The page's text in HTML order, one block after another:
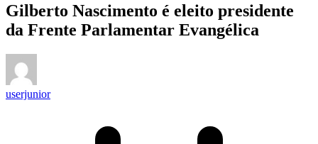
Gilberto Nascimento é eleito presidente
da Frente Parlamentar Evangélica
userjunior